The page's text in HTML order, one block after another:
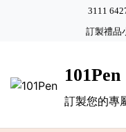
3111
訂製禮品
101Pen
訂製您的專